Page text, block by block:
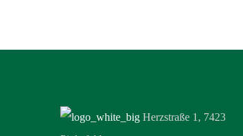
Herzstraße 1, 7423